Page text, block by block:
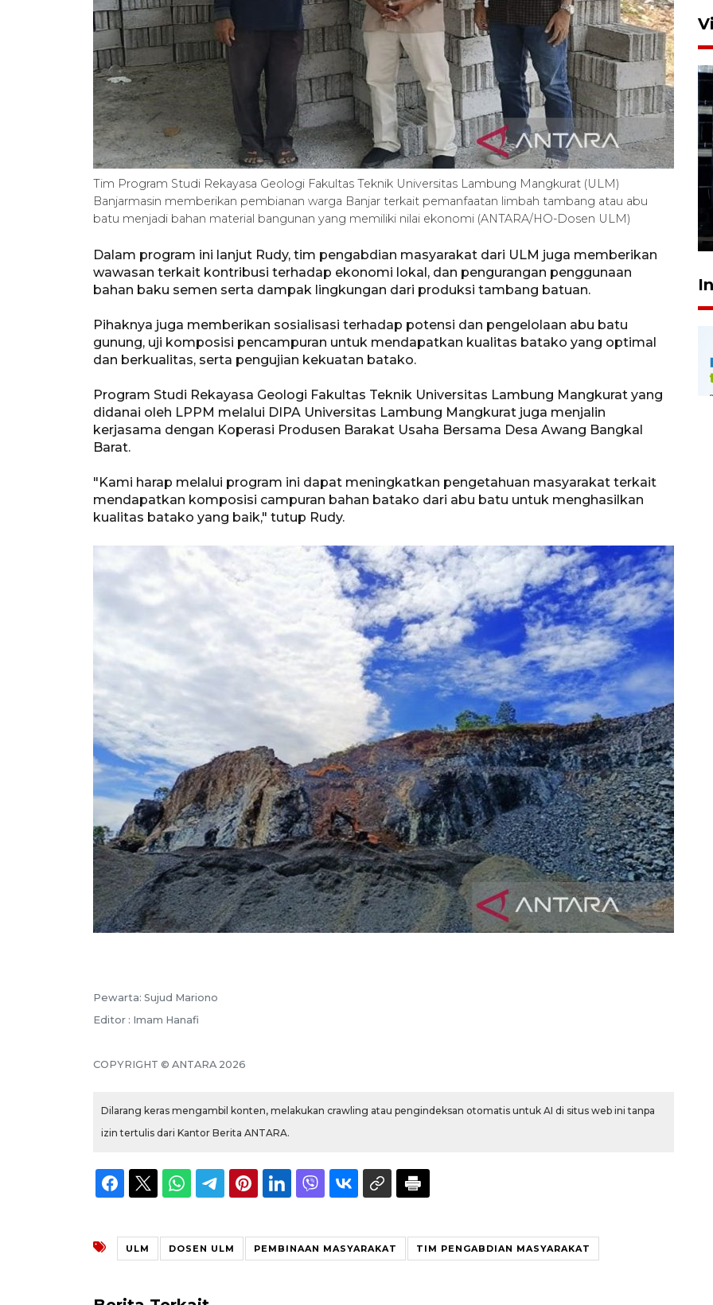
Tim Program Studi Rekayasa Geologi Fakultas Teknik Universitas Lambung Mangkurat (ULM)
Banjarmasin memberikan pembianan warga Banjar terkait pemanfaatan limbah tambang atau abu
batu menjadi bahan material bangunan yang memiliki nilai ekonomi (ANTARA/HO-Dosen ULM)
Dalam program ini lanjut Rudy, tim pengabdian masyarakat dari ULM juga memberikan
wawasan terkait kontribusi terhadap ekonomi lokal, dan pengurangan penggunaan
bahan baku semen serta dampak lingkungan dari produksi tambang batuan.
Pihaknya juga memberikan sosialisasi terhadap potensi dan pengelolaan abu batu
gunung, uji komposisi pencampuran untuk mendapatkan kualitas batako yang optimal
dan berkualitas, serta pengujian kekuatan batako.
Program Studi Rekayasa Geologi Fakultas Teknik Universitas Lambung Mangkurat yang
didanai oleh LPPM melalui DIPA Universitas Lambung Mangkurat juga menjalin
kerjasama dengan Koperasi Produsen Barakat Usaha Bersama Desa Awang Bangkal
Barat.
"Kami harap melalui program ini dapat meningkatkan pengetahuan masyarakat terkait
mendapatkan komposisi campuran bahan batako dari abu batu untuk menghasilkan
kualitas batako yang baik," tutup Rudy.
Pewarta: Sujud Mariono
Editor : Imam Hanafi
COPYRIGHT © ANTARA 2026
Dilarang keras mengambil konten, melakukan crawling atau pengindeksan otomatis untuk AI di situs web ini tanpa
izin tertulis dari Kantor Berita ANTARA.
ULM DOSEN ULM PEMBINAAN MASYARAKAT TIM PENGABDIAN MASYARAKAT
Feature - Kalsel Merangkul
Anak Putus Sekolah Lewat
Pendidikan Kesetaraan
Bagian 1
Memberantas kejahatan
jalanan Jakarta
2026-08-05 18:00:00